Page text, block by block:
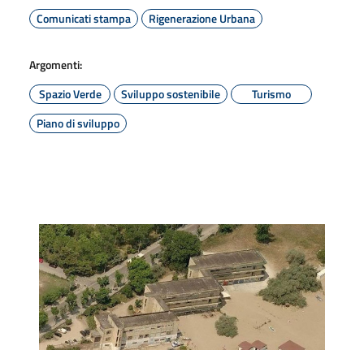
Comunicati stampa
Rigenerazione Urbana
Argomenti:
Spazio Verde
Sviluppo sostenibile
Turismo
Piano di sviluppo